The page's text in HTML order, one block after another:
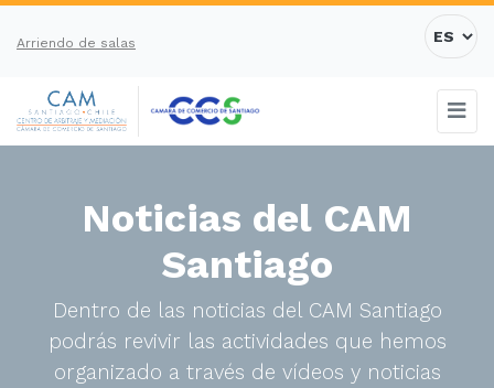
Arriendo de salas
Noticias del CAM
Santiago
Dentro de las noticias del CAM Santiago
podrás revivir las actividades que hemos
organizado a través de vídeos y noticias